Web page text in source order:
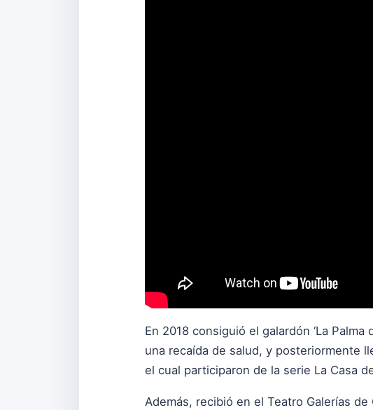
En 2018 consiguió el galardón ‘La
una recaída de salud, y posteriormente
el cual participaron de la serie La Casa
Además, recibió en el Teatro Galerías de